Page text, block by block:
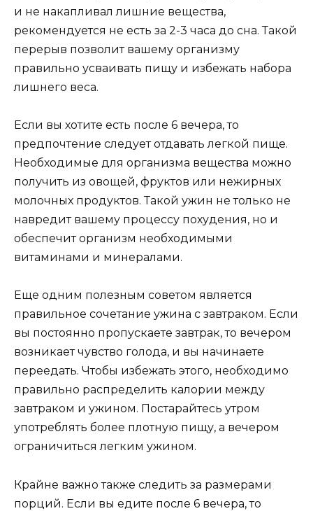
и не накапливал лишние вещества,
рекомендуется не есть за 2-3 часа до сна. Такой
перерыв позволит вашему организму
правильно усваивать пищу и избежать набора
лишнего веса.
Если вы хотите есть после 6 вечера, то
предпочтение следует отдавать легкой пище.
Необходимые для организма вещества можно
получить из овощей, фруктов или нежирных
молочных продуктов. Такой ужин не только не
навредит вашему процессу похудения, но и
обеспечит организм необходимыми
витаминами и минералами.
Еще одним полезным советом является
правильное сочетание ужина с завтраком. Если
вы постоянно пропускаете завтрак, то вечером
возникает чувство голода, и вы начинаете
переедать. Чтобы избежать этого, необходимо
правильно распределить калории между
завтраком и ужином. Постарайтесь утром
употреблять более плотную пищу, а вечером
ограничиться легким ужином.
Крайне важно также следить за размерами
порций. Если вы едите после 6 вечера, то